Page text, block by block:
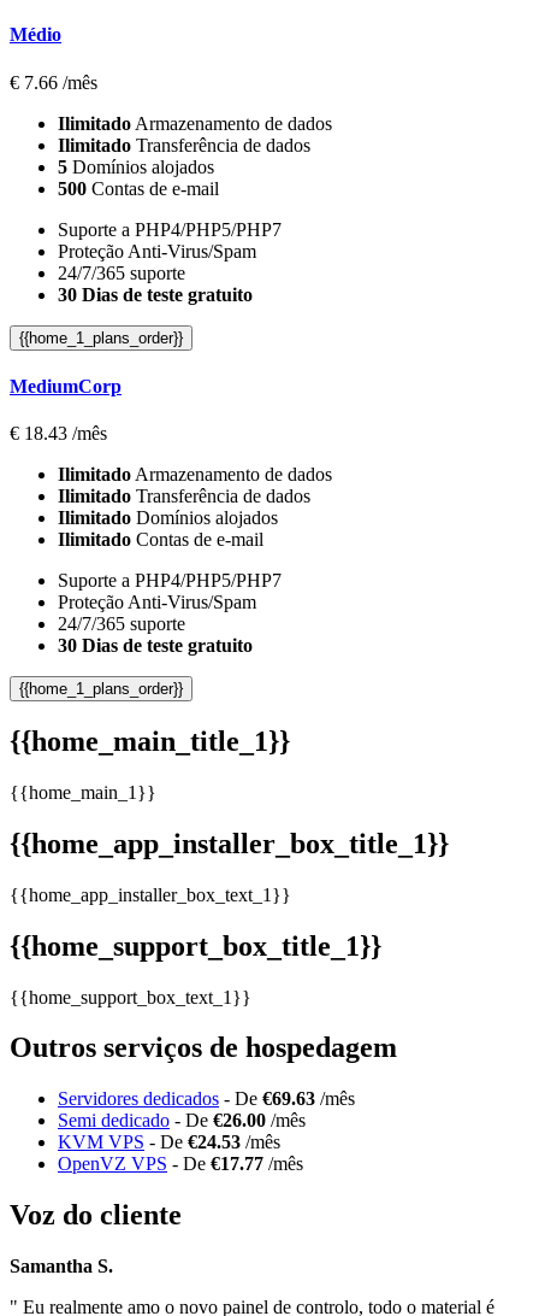
Médio
€ 7.66 /mês
Ilimitado Armazenamento de dados
Ilimitado Transferência de dados
5 Domínios alojados
500 Contas de e-mail
Suporte a PHP4/PHP5/PHP7
Proteção Anti-Virus/Spam
24/7/365 suporte
30 Dias de teste gratuito
{{home_1_plans_order}}
MediumCorp
€ 18.43 /mês
Ilimitado Armazenamento de dados
Ilimitado Transferência de dados
Ilimitado Domínios alojados
Ilimitado Contas de e-mail
Suporte a PHP4/PHP5/PHP7
Proteção Anti-Virus/Spam
24/7/365 suporte
30 Dias de teste gratuito
{{home_1_plans_order}}
{{home_main_title_1}}
{{home_main_1}}
{{home_app_installer_box_title_1}}
{{home_app_installer_box_text_1}}
{{home_support_box_title_1}}
{{home_support_box_text_1}}
Outros serviços de hospedagem
Servidores dedicados - De €69.63 /mês
Semi dedicado - De €26.00 /mês
KVM VPS - De €24.53 /mês
OpenVZ VPS - De €17.77 /mês
Voz do cliente
Samantha S.
" Eu realmente amo o novo painel de controlo, todo o material é